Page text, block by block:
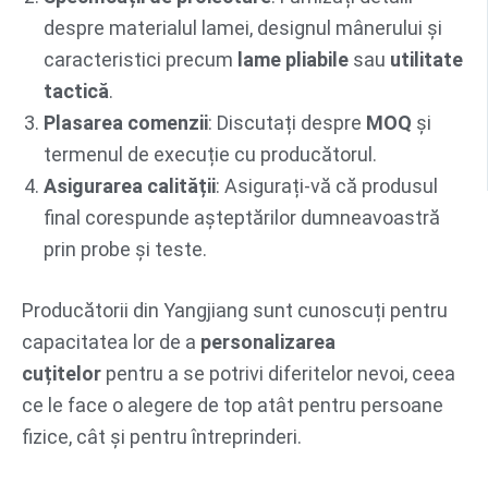
despre materialul lamei, designul mânerului și
caracteristici precum lame pliabile sau utilitate
tactică.
Plasarea comenzii: Discutați despre MOQ și
termenul de execuție cu producătorul.
Asigurarea calității: Asigurați-vă că produsul
final corespunde așteptărilor dumneavoastră
prin probe și teste.
Producătorii din Yangjiang sunt cunoscuți pentru
capacitatea lor de a personalizarea
cuțitelor pentru a se potrivi diferitelor nevoi, ceea
ce le face o alegere de top atât pentru persoane
fizice, cât și pentru întreprinderi.